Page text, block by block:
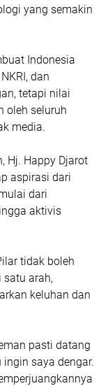
yang semakin
Indonesia
dan
tetapi nilai
oleh seluruh
media.
Hj. Happy Djarot
aspirasi dari
dari
aktivis
tidak boleh
arah,
keluhan dan
pasti datang
saya dengar.